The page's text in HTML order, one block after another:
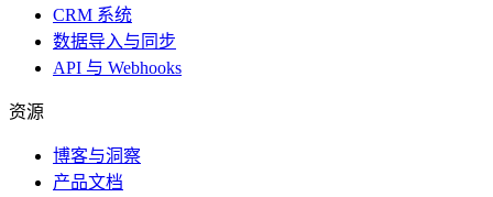
CRM 系统
数据导入与同步
API 与 Webhooks
资源
博客与洞察
产品文档